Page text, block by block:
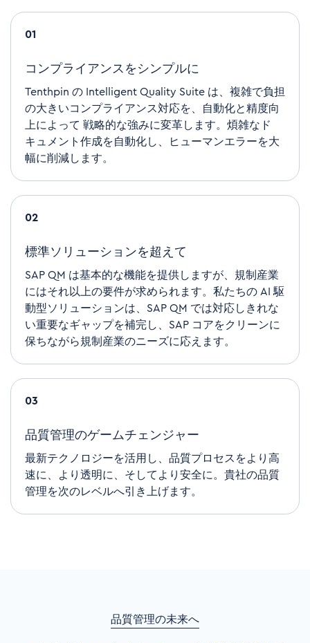
01
コンプライアンスをシンプルに
Tenthpin の Intelligent Quality Suite は、複雑で負担
の大きいコンプライアンス対応を、
自動化と精度向
上によって 戦略的な強みに変革します。 煩雑なド
キュメント作成を自動化し、ヒューマンエラーを大
幅に削減します。
02
標準ソリューションを超えて
SAP QM は基本的な機能を提供しますが、規制産業
にはそれ以上の要件が求められます。私たちの AI 駆
動型ソリューションは、 SAP QM では対応しきれな
い重要なギャップを補完し、 SAP コアをクリーンに
保ちながら規制産業のニーズに応えます。
03
品質管理のゲームチェンジャー
最新テクノロジーを活用し、品質プロセスをより高
速に、より透明に、そしてより安全に。貴社の品質
管理を次のレベルへ引き上げます。
品質管理の未来へ